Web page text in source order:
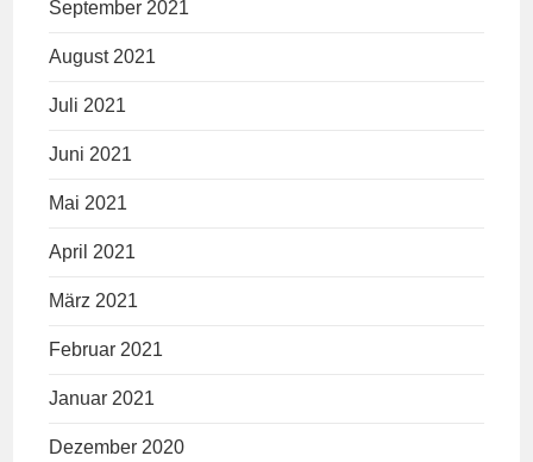
September 2021
August 2021
Juli 2021
Juni 2021
Mai 2021
April 2021
März 2021
Februar 2021
Januar 2021
Dezember 2020